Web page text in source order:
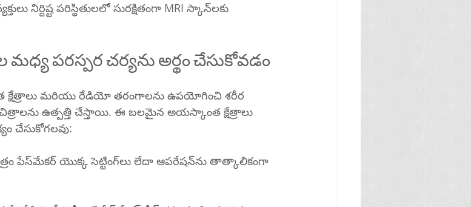
మరియు పేస్‌మేకర్‌ల మధ్య పరస్పర చర్యను అర్థం చేసుకోవడం
క్షేత్రాలు మరియు రేడియో తరంగాలను ఉపయోగించి శరీర
ఉత్పత్తి చేస్తాయి. ఈ బలమైన అయస్కాంత క్షేత్రాలు
చేసుకోగలవు:
తాత్కాలికంగా